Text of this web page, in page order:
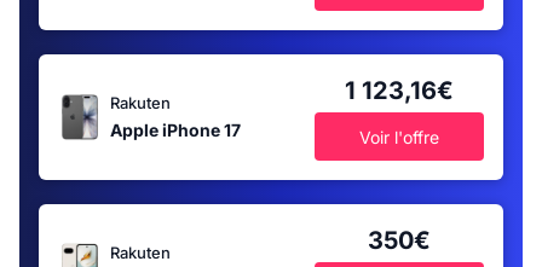
Rakuten
Apple iPhone 17
1 123,16€
Voir l'offre
Rakuten 350€